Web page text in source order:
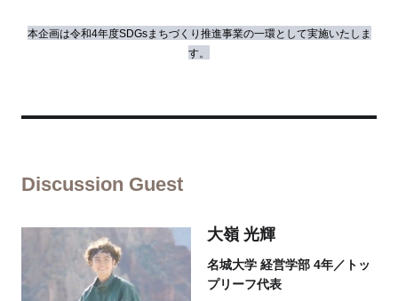
本企画は令和4年度SDGsまちづくり推進事業の一環として実施いたしま
す。
Discussion Guest
大嶺 光輝
名城大学 経営学部 4年／トッ
プリーフ代表